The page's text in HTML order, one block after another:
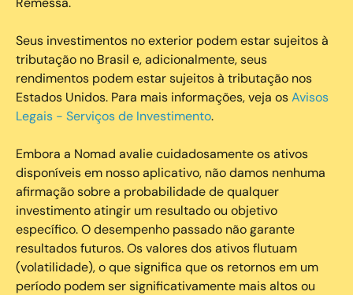
Seus investimentos no exterior podem estar sujeitos à
tributação no Brasil e, adicionalmente, seus
rendimentos podem estar sujeitos à tributação nos
Estados Unidos. Para mais informações, veja osAvisos
Legais - Serviços de Investimento.
Embora a Nomad avalie cuidadosamente os ativos
disponíveis em nosso aplicativo, não damos nenhuma
afirmação sobre a probabilidade de qualquer
investimento atingir um resultado ou objetivo
específico. O desempenho passado não garante
resultados futuros. Os valores dos ativos flutuam
(volatilidade), o que significa que os retornos em um
período podem ser significativamente mais altos ou